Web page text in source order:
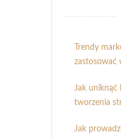
Trendy
zastosować
Jak uniknąć
tworzenia
Jak